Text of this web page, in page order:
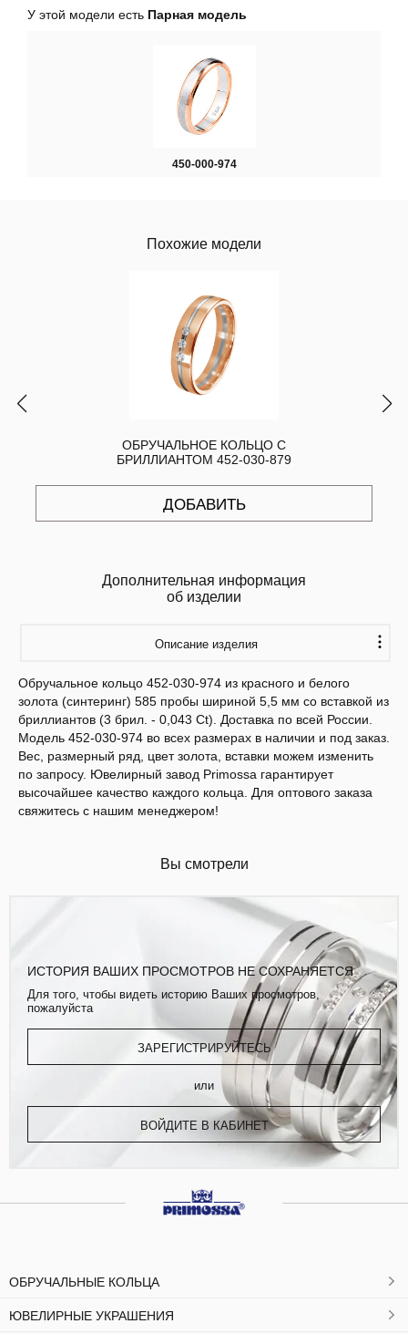
У этой модели есть Парная модель
450-000-974
Похожие модели
ОБРУЧАЛЬНОЕ КОЛЬЦО С
БРИЛЛИАНТОМ 452-030-879
ДОБАВИТЬ
Дополнительная информация
об изделии
Описание изделия
Обручальное кольцо 452-030-974 из красного и белого
золота (синтеринг) 585 пробы шириной 5,5 мм со вставкой из
бриллиантов (3 брил. - 0,043 Ct). Доставка по всей России.
Модель 452-030-974 во всех размерах в наличии и под заказ.
Вес, размерный ряд, цвет золота, вставки можем изменить
по запросу. Ювелирный завод Primossa гарантирует
высочайшее качество каждого кольца. Для оптового заказа
свяжитесь с нашим менеджером!
Вы смотрели
ИСТОРИЯ ВАШИХ ПРОСМОТРОВ НЕ СОХРАНЯЕТСЯ
Для того, чтобы видеть историю Ваших просмотров,
пожалуйста
ЗАРЕГИСТРИРУЙТЕСЬ
или
ВОЙДИТЕ В КАБИНЕТ
ОБРУЧАЛЬНЫЕ КОЛЬЦА
ЮВЕЛИРНЫЕ УКРАШЕНИЯ